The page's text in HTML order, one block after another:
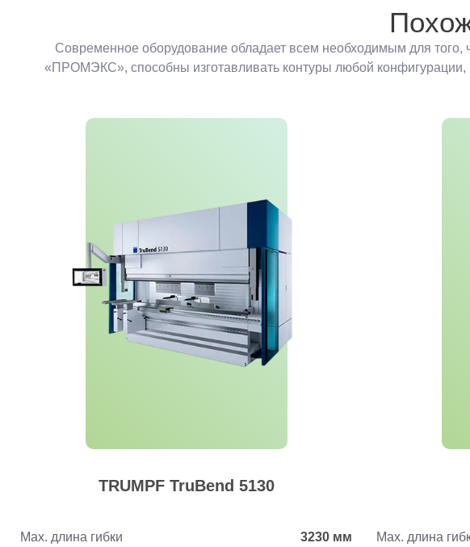
Современное оборудование обладает всем необходимым для
«ПРОМЭКС», способны изготавливать контуры любой конфигурации,
TRUMPF TruBend 5130
Max. длина гибки 3230 мм Max. длина